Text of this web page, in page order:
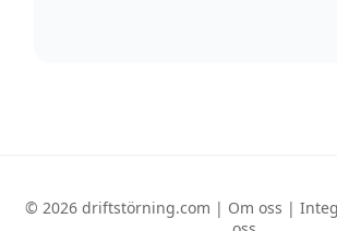
© 2026 driftstörning.com | Om oss |